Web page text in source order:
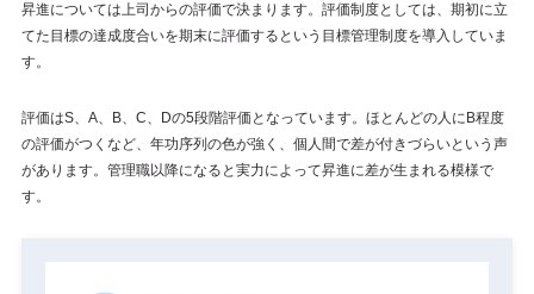
昇進については上司からの評価で決まります。評価制度としては、期初に立
てた目標の達成度合いを期末に評価するという目標管理制度を導入していま
す。
評価はS、A、B、C、Dの5段階評価となっています。ほとんどの人にB程度
の評価がつくなど、年功序列の色が強く、個人間で差が付きづらいという声
があります。管理職以降になると実力によって昇進に差が生まれる模様で
す。